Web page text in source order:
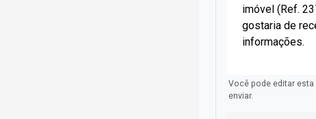
Você pode editar
enviar.